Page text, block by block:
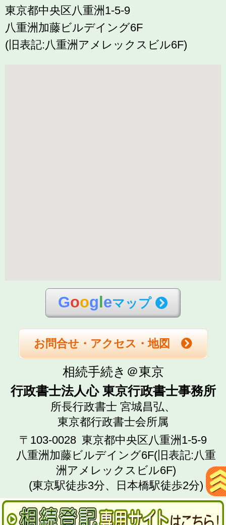
東京都中央区八重洲1-5-9
八重洲加藤ビルデイング6F
(旧表記:八重洲アメレックスビル6F)
Goog eマップ
お問合せ・アクセス・地図
相続手続き＠東京
行政書士法人心 東京行政書士事務所
所長行政書士 宮城昌弘、
東京都行政書士会所属
〒103-0028 東京都中央区八重洲1-5-9
八重洲加藤ビルデイング6F(旧表記:八重
洲アメレックスビル6F)
(東京駅徒歩3分、日本橋駅徒歩2分)